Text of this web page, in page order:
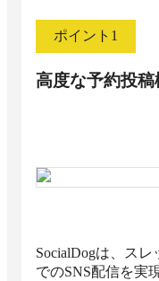
ポイント 1
高度な予約投
SocialDogは、ス
でのSNS配信を実